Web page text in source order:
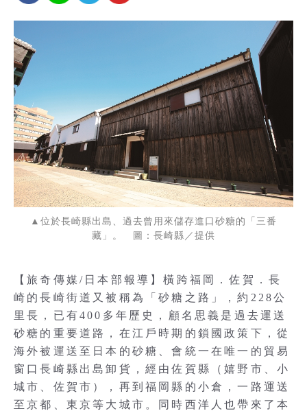
▲位於長崎縣出島、過去曾用來儲存進口砂糖的「三番
藏」。 圖：長崎縣／提供
【旅奇傳媒/日本部報導】橫跨福岡．佐賀．長
崎的長崎街道又被稱為「砂糖之路」，約228公
里長，已有400多年歷史，顧名思義是過去運送
砂糖的重要道路，在江戶時期的鎖國政策下，從
海外被運送至日本的砂糖、會統一在唯一的貿易
窗口長崎縣出島卸貨，經由佐賀縣（嬉野市、小
城市、佐賀市），再到福岡縣的小倉，一路運送
至京都、東京等大城市。同時西洋人也帶來了本